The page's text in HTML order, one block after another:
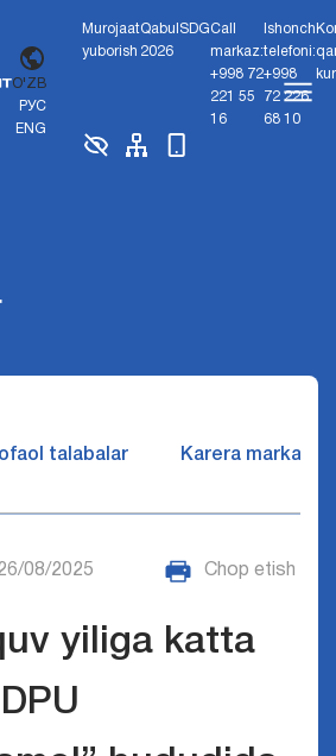
O'ZB
РУС
ENG
Murojaat
yuborish
Qabul
2026
SDGCall
markaz:
+998 72
221 55
16
Ishonch
telefoni:
+998
72 226
68 10
talabalar Karera markazi
08/2025 Chop etish
yiliga katta